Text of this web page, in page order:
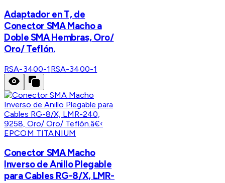
Adaptador en T, de
Conector SMA Macho a
Doble SMA Hembras, Oro/
Oro/ Teflón.
RSA-3400-1 RSA-3400-1
EPCOM TITANIUM
Conector SMA Macho
Inverso de Anillo Plegable
para Cables RG-8/X, LMR-